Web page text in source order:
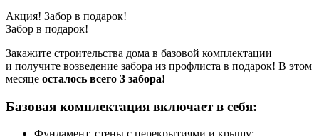
Акция! Забор в подарок!
Забор в подарок!
Закажите строительства дома в базовой комплектации
и получите возведение забора из профлиста в подарок! В этом
месяце осталось всего 3 забора!
Базовая комплектация включает в себя: